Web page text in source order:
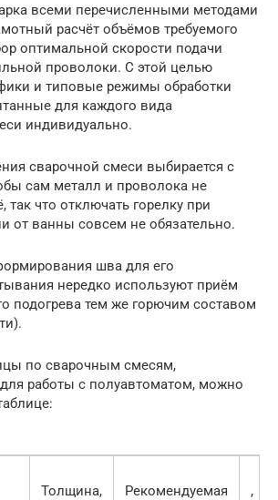
всеми перечисленными методами
расчёт объёмов требуемого
оптимальной скорости подачи
проволоки. С этой целью
и типовые режимы обработки
для каждого вида
индивидуально.
сварочной смеси выбирается с
сам металл и проволока не
так что отключать горелку при
от ванны совсем не обязательно.
шва для его
нередко используют приём
подогрева тем же горючим составом
по сварочным смесям,
работы с полуавтоматом, можно
Толщина,
Рекомендуемая
,